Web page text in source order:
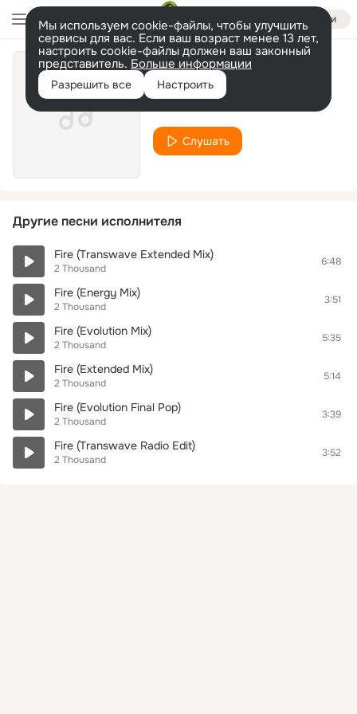
Войти
Мы используем cookie-файлы, чтобы улучшить
сервисы для вас. Если ваш возраст менее 13 лет,
настроить cookie-файлы должен ваш законный
представитель. Больше информации
Разрешить все Настроить
Fire (Deejay Mix)
Слушать
Другие песни исполнителя
Fire (Transwave Extended Mix)
2 Thousand
6:48
Fire (Energy Mix)
2 Thousand
3:51
Fire (Evolution Mix)
2 Thousand
5:35
Fire (Extended Mix)
2 Thousand
5:14
Fire (Evolution Final Pop)
2 Thousand
3:39
Fire (Transwave Radio Edit)
2 Thousand
3:52